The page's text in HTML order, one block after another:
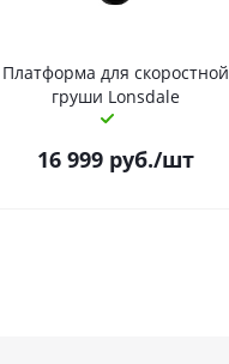
Платформа для скоростной
груши Lonsdale
16 999 руб./шт